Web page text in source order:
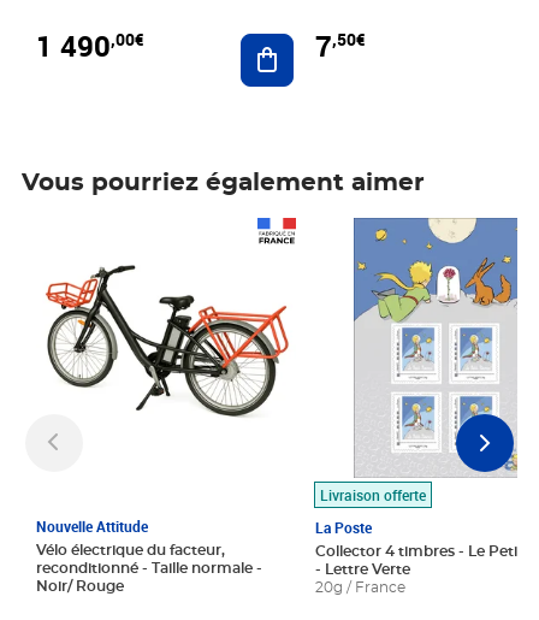
1 490,00€ Ajouter au panier
7,50€
Vous pourriez également aimer
Nouvelle Attitude
Vélo électrique du facteur,
reconditionné - Taille normale -
Noir/ Rouge
Livraison offerte
La Poste
Collector 4 timbres - Le Petit
- Lettre Verte
20g / France
Prix 7,50€